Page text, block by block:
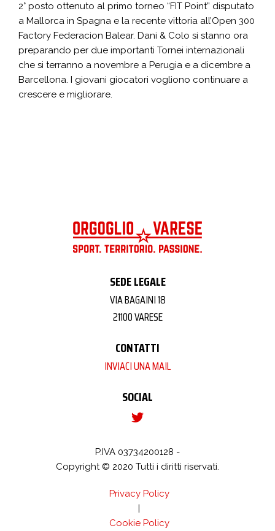
2° posto ottenuto al primo torneo “FIT Point” disputato
a Mallorca in Spagna e la recente vittoria all’Open 300
Factory Federacion Balear. Dani & Colo si stanno ora
preparando per due importanti Tornei internazionali
che si terranno a novembre a Perugia e a dicembre a
Barcellona. I giovani giocatori vogliono continuare a
crescere e migliorare.
SEDE LEGALE
VIA BAGAINI 18
21100 VARESE
CONTATTI
INVIACI UNA MAIL
SOCIAL
P.IVA 03734200128 -
Copyright © 2020 Tutti i diritti riservati.
Privacy Policy
|
Cookie Policy